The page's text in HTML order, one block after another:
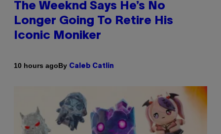
The Weeknd Says He’s No
Longer Going To Retire His
Iconic Moniker
10 hours agoBy Caleb Catlin